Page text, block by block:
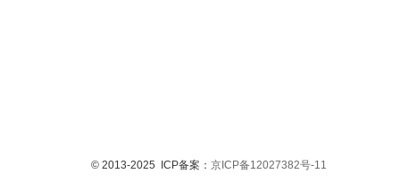
© 2013-2025 ICP备案： 京ICP备12027382号-11